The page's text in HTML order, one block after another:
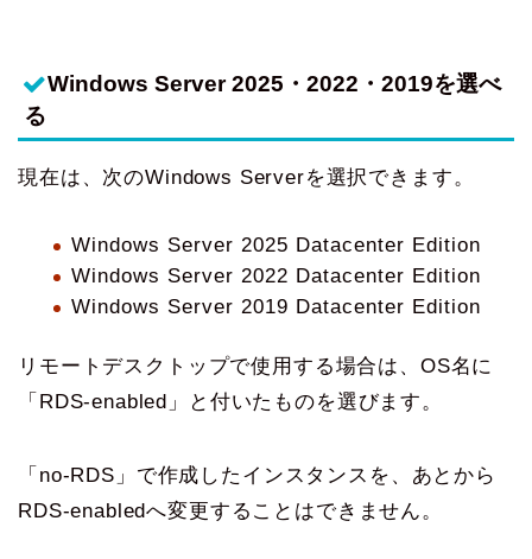
Windows Server 2025・2022・2019を選べ
る
現在は、次のWindows Serverを選択できます。
Windows Server 2025 Datacenter Edition
Windows Server 2022 Datacenter Edition
Windows Server 2019 Datacenter Edition
リモートデスクトップで使用する場合は、OS名に
「RDS-enabled」と付いたものを選びます。
「no-RDS」で作成したインスタンスを、あとから
RDS-enabledへ変更することはできません。